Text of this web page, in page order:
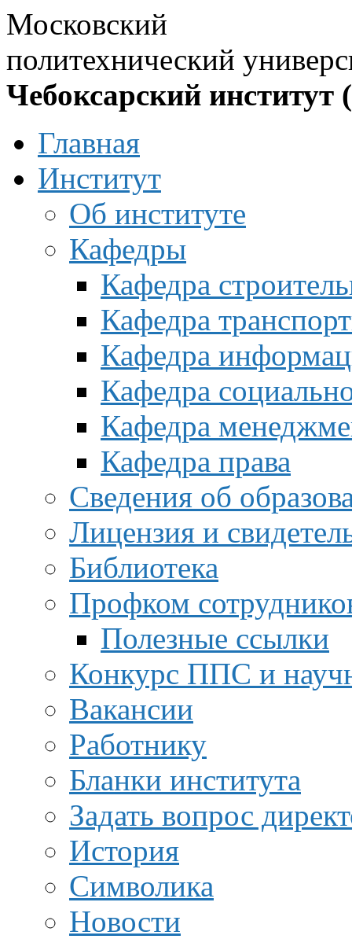
Московский
политехнический
Чебоксарский институт
Главная
Институт
Об институте
Кафедры
Кафедра
Кафедра
Кафедра
Кафедра
Кафедра
Кафедра права
Сведения об
Лицензия и
Библиотека
Профком
Полезные ссылки
Конкурс ППС и
Вакансии
Работнику
Бланки института
Задать вопрос
История
Символика
Новости